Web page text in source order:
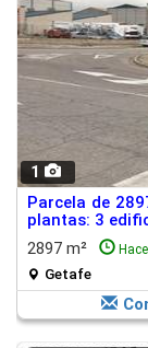
1
Parcela de
plantas: 3
2897 m²
Getafe